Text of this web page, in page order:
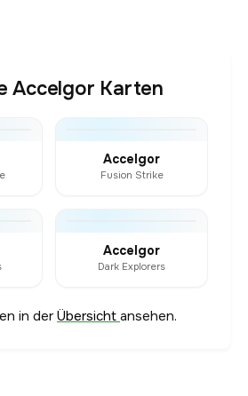
Accelgor Karten
Accelgor
Fusion Strike
Accelgor
Dark Explorers
in derÜbersicht ansehen.